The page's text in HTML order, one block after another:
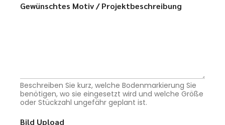
Gewünschtes Motiv / Projektbeschreibung
Beschreiben Sie kurz, welche Bodenmarkierung Sie
benötigen, wo sie eingesetzt wird und welche Größe
oder Stückzahl ungefähr geplant ist.
Bild Upload